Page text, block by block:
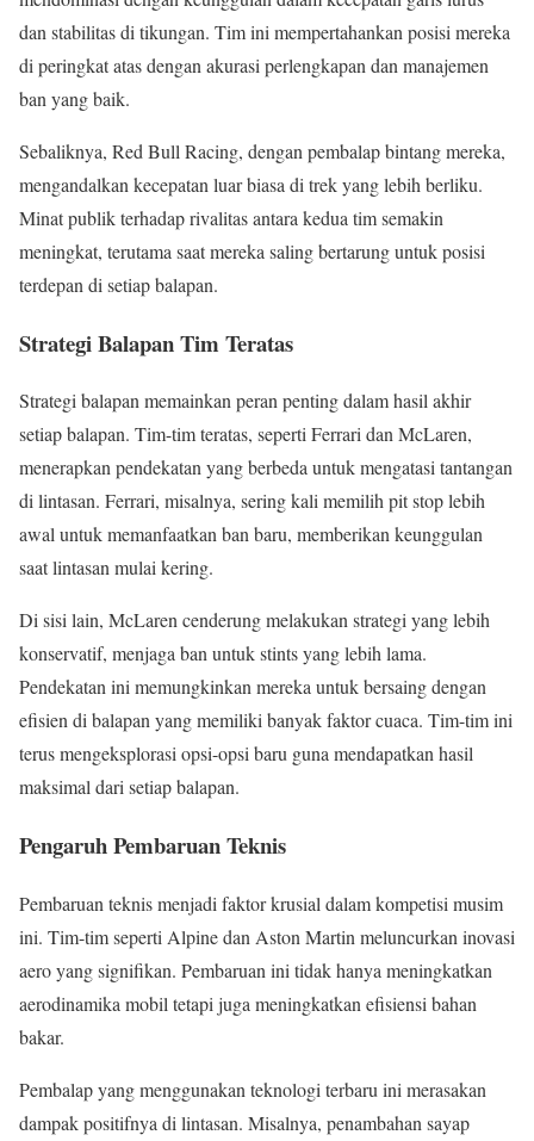
dan stabilitas di tikungan. Tim ini mempertahankan posisi mereka
di peringkat atas dengan akurasi perlengkapan dan manajemen
ban yang baik.
Sebaliknya, Red Bull Racing, dengan pembalap bintang mereka,
mengandalkan kecepatan luar biasa di trek yang lebih berliku.
Minat publik terhadap rivalitas antara kedua tim semakin
meningkat, terutama saat mereka saling bertarung untuk posisi
terdepan di setiap balapan.
Strategi Balapan Tim Teratas
Strategi balapan memainkan peran penting dalam hasil akhir
setiap balapan. Tim-tim teratas, seperti Ferrari dan McLaren,
menerapkan pendekatan yang berbeda untuk mengatasi tantangan
di lintasan. Ferrari, misalnya, sering kali memilih pit stop lebih
awal untuk memanfaatkan ban baru, memberikan keunggulan
saat lintasan mulai kering.
Di sisi lain, McLaren cenderung melakukan strategi yang lebih
konservatif, menjaga ban untuk stints yang lebih lama.
Pendekatan ini memungkinkan mereka untuk bersaing dengan
efisien di balapan yang memiliki banyak faktor cuaca. Tim-tim ini
terus mengeksplorasi opsi-opsi baru guna mendapatkan hasil
maksimal dari setiap balapan.
Pengaruh Pembaruan Teknis
Pembaruan teknis menjadi faktor krusial dalam kompetisi musim
ini. Tim-tim seperti Alpine dan Aston Martin meluncurkan inovasi
aero yang signifikan. Pembaruan ini tidak hanya meningkatkan
aerodinamika mobil tetapi juga meningkatkan efisiensi bahan
bakar.
Pembalap yang menggunakan teknologi terbaru ini merasakan
dampak positifnya di lintasan. Misalnya, penambahan sayap